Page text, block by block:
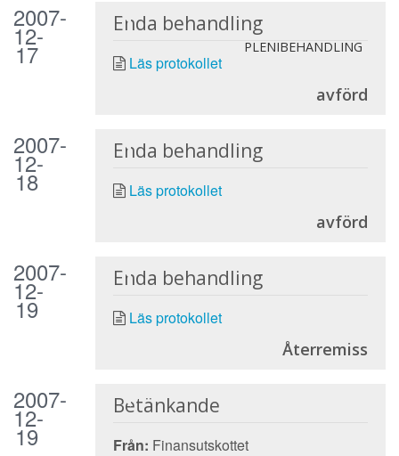
2007-
12-
17
Enda behandling
PLENIBEHANDLING
Läs protokollet
avförd
2007-
12-
18
Enda behandling
Läs protokollet
avförd
2007-
12-
19
Enda behandling
Läs protokollet
Återremiss
2007-
12-
19
Betänkande
Från: Finansutskottet